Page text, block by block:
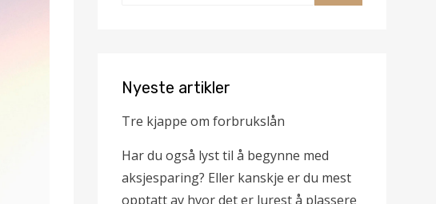
Nyeste artikler
Tre kjappe om forbrukslån
Har du også lyst til å begynne med
aksjesparing? Eller kanskje er du mest
opptatt av hvor det er lurest å plassere